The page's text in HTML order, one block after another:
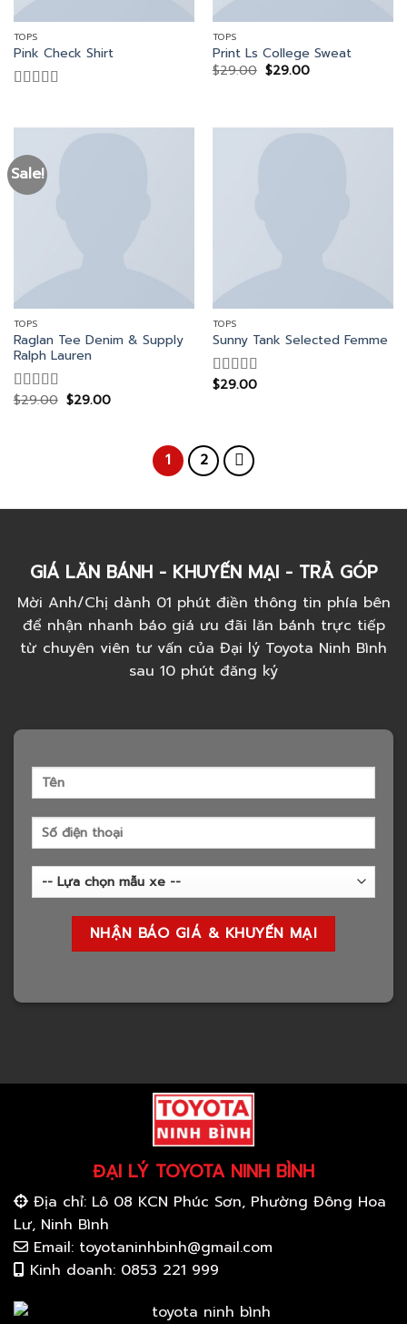
TOPS
Pink Check Shirt
of 5
TOPS
Print Ls College Sweat
$29.00 $29.00
Sale!
TOPS
Raglan Tee Denim & Supply
Ralph Lauren
Rated5.00
$29.00 $29.00
TOPS
Sunny Tank Selected Femme
Rated4.50
$29.00
1 2
GIÁ LĂN BÁNH - KHUYẾN MẠI - TRẢ GÓP
Mời Anh/Chị dành 01 phút điền thông tin phía bên
để nhận nhanh báo giá ưu đãi lăn bánh trực tiếp
từ chuyên viên tư vấn của Đại lý Toyota Ninh Bình
sau 10 phút đăng ký
ĐẠI LÝ TOYOTA NINH BÌNH
Địa chỉ: Lô 08 KCN Phúc Sơn, Phường Đông Hoa
Lư, Ninh Bình
Email: toyotaninhbinh@gmail.com
Kinh doanh: 0853 221 999